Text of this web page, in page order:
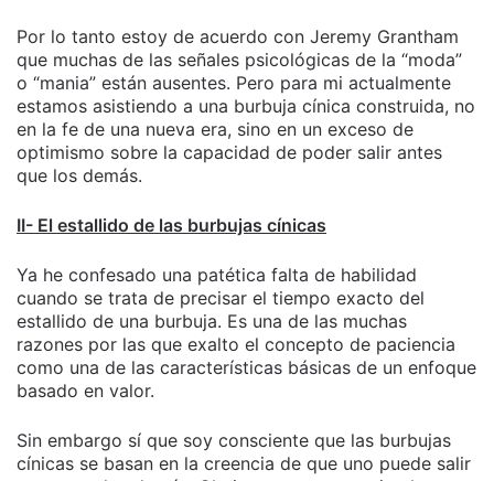
Por lo tanto estoy de acuerdo con Jeremy Grantham
que muchas de las señales psicológicas de la “moda”
o “mania” están ausentes. Pero para mi actualmente
estamos asistiendo a una burbuja cínica construida, no
en la fe de una nueva era, sino en un exceso de
optimismo sobre la capacidad de poder salir antes
que los demás.
II- El estallido de las burbujas cínicas
Ya he confesado una patética falta de habilidad
cuando se trata de precisar el tiempo exacto del
estallido de una burbuja. Es una de las muchas
razones por las que exalto el concepto de paciencia
como una de las características básicas de un enfoque
basado en valor.
Sin embargo sí que soy consciente que las burbujas
cínicas se basan en la creencia de que uno puede salir